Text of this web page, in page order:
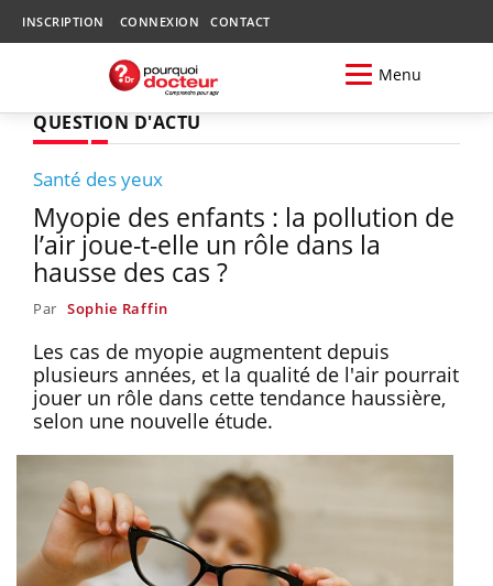
INSCRIPTION CONNEXION CONTACT
Menu
QUESTION D'ACTU
Santé des yeux
Myopie des enfants : la pollution de
l’air joue-t-elle un rôle dans la
hausse des cas ?
Par Sophie Raffin
Les cas de myopie augmentent depuis
plusieurs années, et la qualité de l'air pourrait
jouer un rôle dans cette tendance haussière,
selon une nouvelle étude.